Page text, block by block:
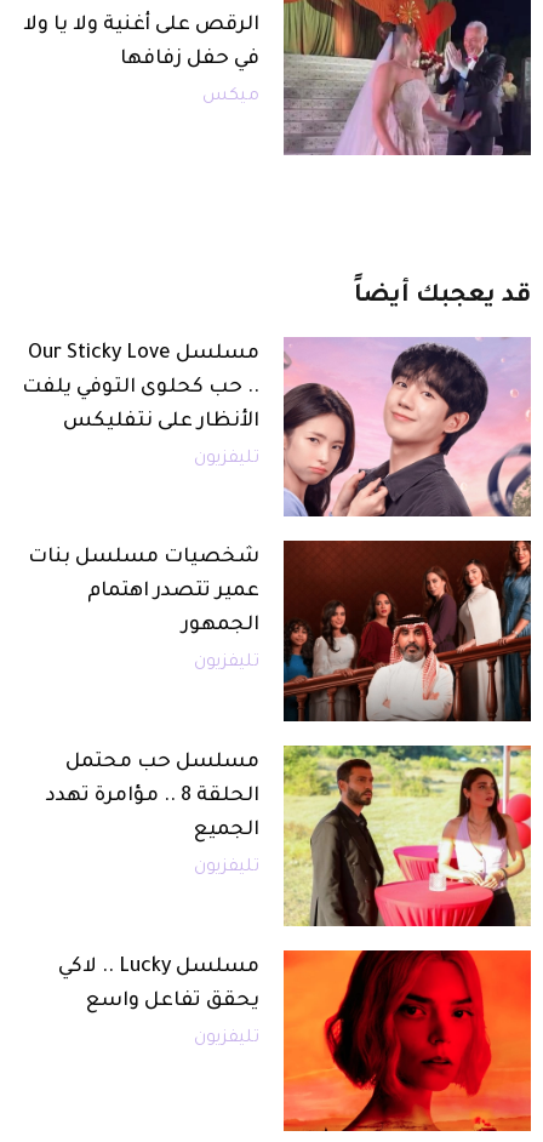
الرقص على أغنية ولا يا ولا
في حفل زفافها
ميكس
قد يعجبك أيضاً
مسلسل Our Sticky Love
.. حب كحلوى التوفي يلفت
الأنظار على نتفليكس
تليفزيون
شخصيات مسلسل بنات
عمير تتصدر اهتمام
الجمهور
تليفزيون
مسلسل حب محتمل
الحلقة 8 .. مؤامرة تهدد
الجميع
تليفزيون
مسلسل Lucky .. لاكي
يحقق تفاعل واسع
تليفزيون